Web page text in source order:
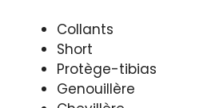
Collants
Short
Protège-tibias
Genouillère